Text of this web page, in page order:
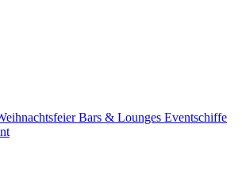
Bars & Lounges Eventschiffe